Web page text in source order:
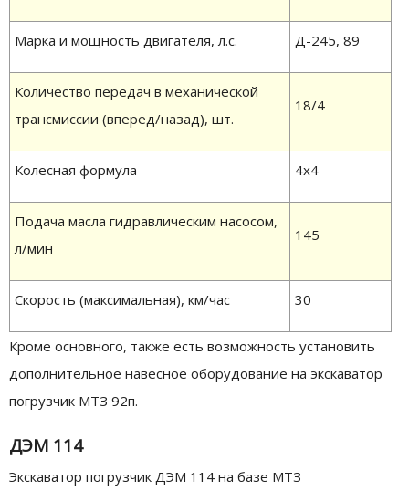
Марка и мощность двигателя, л.с. Д-245, 89
Количество передач в механической
трансмиссии (вперед/назад), шт.
18/4
Колесная формула 4х4
Подача масла гидравлическим насосом,
л/мин
145
Скорость (максимальная), км/час 30
Кроме основного, также есть возможность установить
дополнительное навесное оборудование на экскаватор
погрузчик МТЗ 92п.
ДЭМ 114
Экскаватор погрузчик ДЭМ 114 на базе МТЗ